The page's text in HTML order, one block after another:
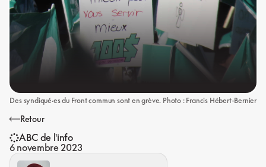
Des syndiqué·es du Front commun sont en grève. Photo : Francis Hébert-Bernier
Retour
ABC de l'info
6 novembre 2023